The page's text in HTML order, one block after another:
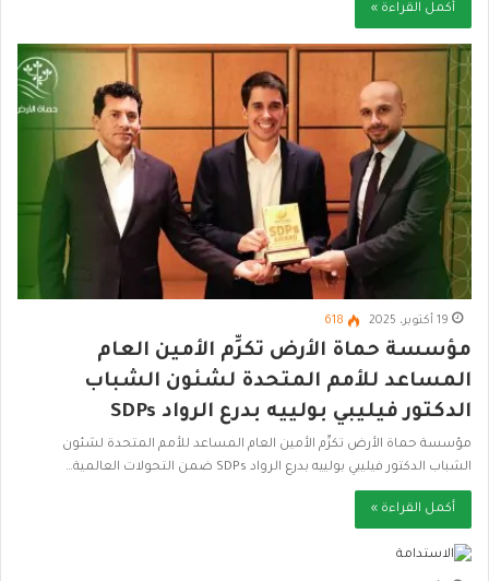
أكمل القراءة »
19 أكتوبر، 2025 618
مؤسسة حماة الأرض تكرِّم الأمين العام
المساعد للأمم المتحدة لشئون الشباب
الدكتور فيليبي بولييه بدرع الرواد SDPs
مؤسسة حماة الأرض تكرِّم الأمين العام المساعد للأمم المتحدة لشئون
الشباب الدكتور فيليبي بولييه بدرع الرواد SDPs ضمن التحولات العالمية…
أكمل القراءة »